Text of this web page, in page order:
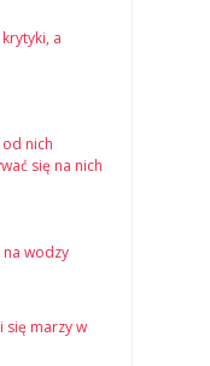
a
nich
się na nich
wodzy
się marzy w